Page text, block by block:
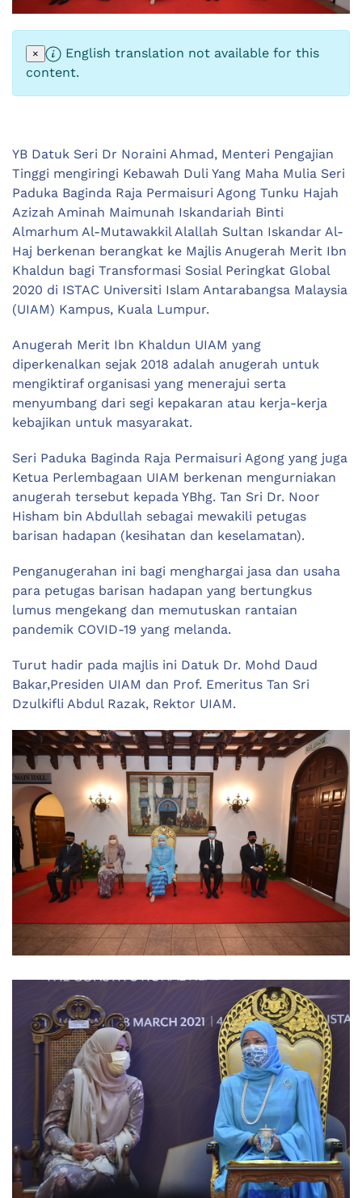
×
English translation not available for this
content.
YB Datuk Seri Dr Noraini Ahmad, Menteri Pengajian
Tinggi mengiringi Kebawah Duli Yang Maha Mulia Seri
Paduka Baginda Raja Permaisuri Agong Tunku Hajah
Azizah Aminah Maimunah Iskandariah Binti
Almarhum Al-Mutawakkil Alallah Sultan Iskandar Al-
Haj berkenan berangkat ke Majlis Anugerah Merit Ibn
Khaldun bagi Transformasi Sosial Peringkat Global
2020 di ISTAC Universiti Islam Antarabangsa Malaysia
(UIAM) Kampus, Kuala Lumpur.
Anugerah Merit Ibn Khaldun UIAM yang
diperkenalkan sejak 2018 adalah anugerah untuk
mengiktiraf organisasi yang menerajui serta
menyumbang dari segi kepakaran atau kerja-kerja
kebajikan untuk masyarakat.
Seri Paduka Baginda Raja Permaisuri Agong yang juga
Ketua Perlembagaan UIAM berkenan mengurniakan
anugerah tersebut kepada YBhg. Tan Sri Dr. Noor
Hisham bin Abdullah sebagai mewakili petugas
barisan hadapan (kesihatan dan keselamatan).
Penganugerahan ini bagi menghargai jasa dan usaha
para petugas barisan hadapan yang bertungkus
lumus mengekang dan memutuskan rantaian
pandemik COVID-19 yang melanda.
Turut hadir pada majlis ini Datuk Dr. Mohd Daud
Bakar,Presiden UIAM dan Prof. Emeritus Tan Sri
Dzulkifli Abdul Razak, Rektor UIAM.